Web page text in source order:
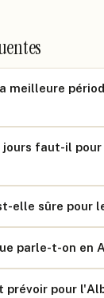
meilleure
jours faut-il
elle sûre pour
parle-t-on en
prévoir pour